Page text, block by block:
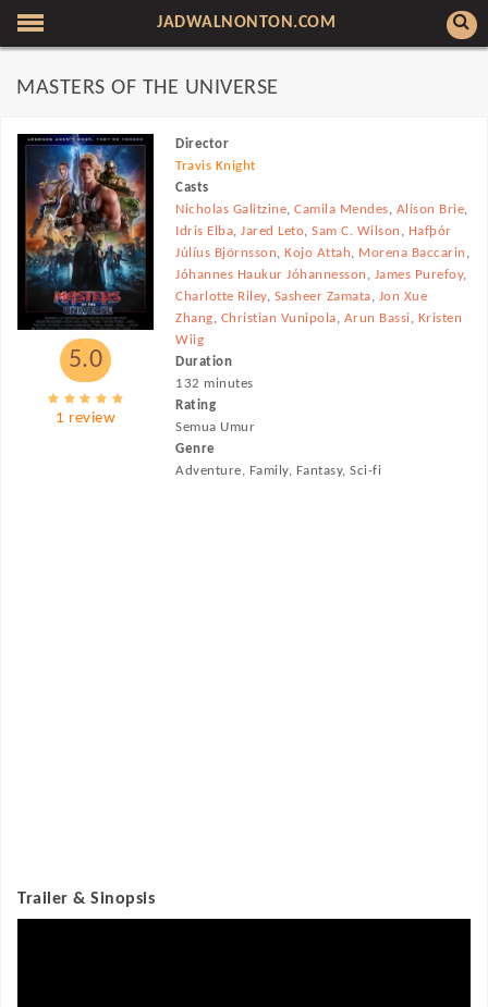
JADWALNONTON.COM
MASTERS OF THE UNIVERSE
5.0
1 review
Director
Travis Knight
Casts
Nicholas Galitzine,Camila Mendes, Alison Brie,
Idris Elba,Jared Leto,Sam C. Wilson , Hafþór
Júlíus Björnsson,Kojo Attah, Morena Baccarin ,
Jóhannes Haukur Jóhannesson , James Purefoy,
Charlotte Riley, Sasheer Zamata, Jon Xue
Zhang, Christian Vunipola, Arun Bassi, Kristen
Wiig
Duration
132 minutes
Rating
Semua Umur
Genre
Adventure, Family, Fantasy, Sci-fi
Trailer & Sinopsis